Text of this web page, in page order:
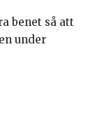
benet så att
under